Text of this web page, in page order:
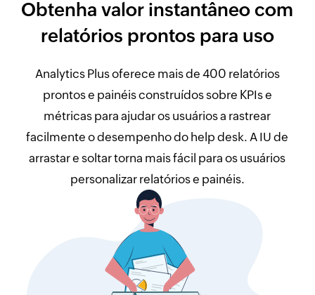
Obtenha valor instantâneo com
relatórios prontos para uso
Analytics Plus oferece mais de 400 relatórios
prontos e painéis construídos sobre KPIs e
métricas para ajudar os usuários a rastrear
facilmente o desempenho do help desk. A IU de
arrastar e soltar torna mais fácil para os usuários
personalizar relatórios e painéis.